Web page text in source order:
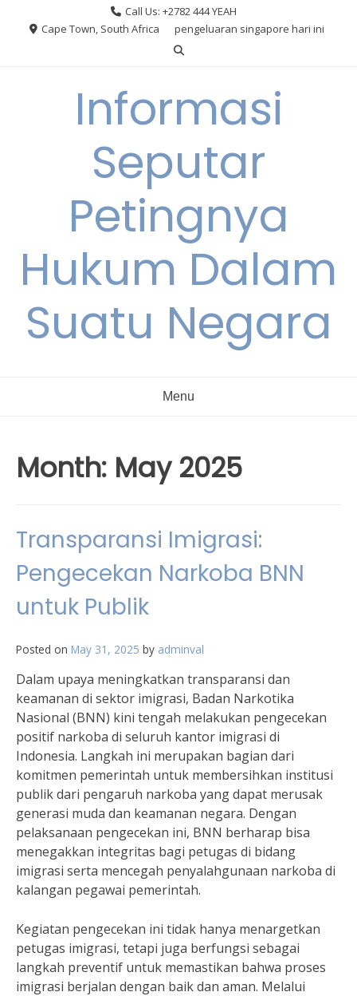
Call Us: +2782 444 YEAH
Cape Town, South Africa
pengeluaran singapore hari ini
Informasi
Seputar
Petingnya
Hukum Dalam
Suatu Negara
Menu
Month: May 2025
Transparansi Imigrasi:
Pengecekan Narkoba BNN
untuk Publik
Posted on May 31, 2025 by adminval
Dalam upaya meningkatkan transparansi dan
keamanan di sektor imigrasi, Badan Narkotika
Nasional (BNN) kini tengah melakukan pengecekan
positif narkoba di seluruh kantor imigrasi di
Indonesia. Langkah ini merupakan bagian dari
komitmen pemerintah untuk membersihkan institusi
publik dari pengaruh narkoba yang dapat merusak
generasi muda dan keamanan negara. Dengan
pelaksanaan pengecekan ini, BNN berharap bisa
menegakkan integritas bagi petugas di bidang
imigrasi serta mencegah penyalahgunaan narkoba di
kalangan pegawai pemerintah.
Kegiatan pengecekan ini tidak hanya menargetkan
petugas imigrasi, tetapi juga berfungsi sebagai
langkah preventif untuk memastikan bahwa proses
imigrasi berjalan dengan baik dan aman. Melalui